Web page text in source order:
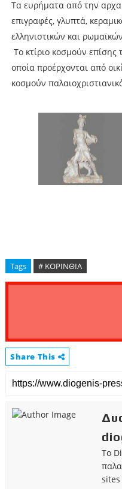
Τα ευρήματα από την
επιγραφές, γλυπτά,
ελληνιστικών και
Το κτίριο κοσμούν
οποία προέρχονται από
κοσμούν
Tags # ΚΟΡΙΝΘΙΑ
Share This
Το
sites